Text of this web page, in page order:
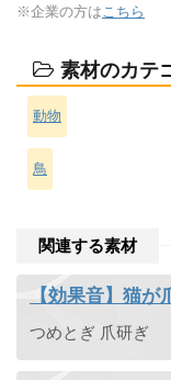
※企業の方は こちら
素材のカテ
動物
鳥
関連する素材
【効果音】猫が
つめとぎ 爪研ぎ